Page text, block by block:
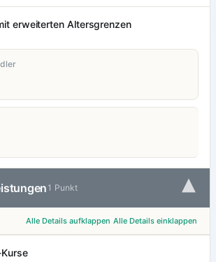
erweiterten Altersgrenzen
1 Punkt ▾
Alle Details aufklappen Alle Details einklappen